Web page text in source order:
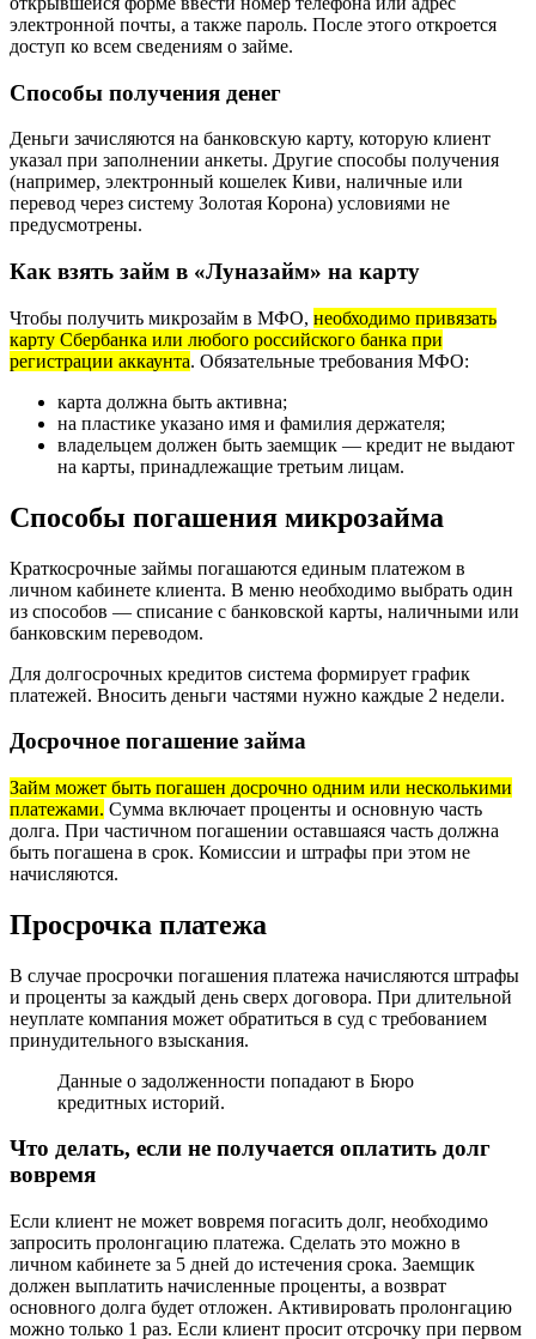
электронной почты, а также пароль. После этого откроется
доступ ко всем сведениям о займе.
Способы получения денег
Деньги зачисляются на банковскую карту, которую клиент
указал при заполнении анкеты. Другие способы получения
(например, электронный кошелек Киви, наличные или
перевод через систему Золотая Корона) условиями не
предусмотрены.
Как взять займ в «Луназайм» на карту
Чтобы получить микрозайм в МФО, необходимо привязать
карту Сбербанка или любого российского банка при
регистрации аккаунта. Обязательные требования МФО:
карта должна быть активна;
на пластике указано имя и фамилия держателя;
владельцем должен быть заемщик — кредит не выдают
на карты, принадлежащие третьим лицам.
Способы погашения микрозайма
Краткосрочные займы погашаются единым платежом в
личном кабинете клиента. В меню необходимо выбрать один
из способов — списание с банковской карты, наличными или
банковским переводом.
Для долгосрочных кредитов система формирует график
платежей. Вносить деньги частями нужно каждые 2 недели.
Досрочное погашение займа
Займ может быть погашен досрочно одним или несколькими
платежами. Сумма включает проценты и основную часть
долга. При частичном погашении оставшаяся часть должна
быть погашена в срок. Комиссии и штрафы при этом не
начисляются.
Просрочка платежа
В случае просрочки погашения платежа начисляются штрафы
и проценты за каждый день сверх договора. При длительной
неуплате компания может обратиться в суд с требованием
принудительного взыскания.
Данные о задолженности попадают в Бюро
кредитных историй.
Что делать, если не получается оплатить долг
вовремя
Если клиент не может вовремя погасить долг, необходимо
запросить пролонгацию платежа. Сделать это можно в
личном кабинете за 5 дней до истечения срока. Заемщик
должен выплатить начисленные проценты, а возврат
основного долга будет отложен. Активировать пролонгацию
можно только 1 раз. Если клиент просит отсрочку при первом